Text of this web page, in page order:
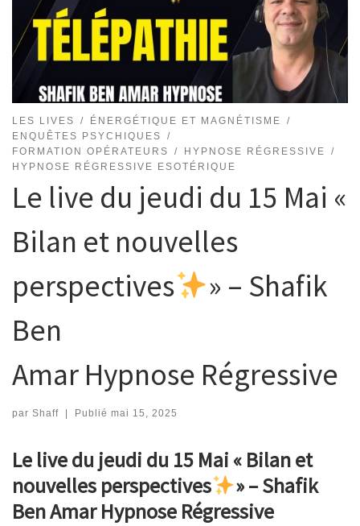
LES LIVES
ÉNERGÉTIQUE ET MAGNÉTISME
ENQUÊTES PSYCHIQUES
FORMATION OPÉRATEURS
HYPNOSE RÉGRESSIVE
HYPNOSE RÉGRESSIVE ESOTÉRIQUE
Le live du jeudi du 15 Mai «
Bilan et nouvelles
perspectives
» – Shafik
Ben
Amar Hypnose Régressive
par Shaff Publié mai 15, 2025
Le live du jeudi du 15 Mai « Bilan et
nouvelles perspectives
» – Shafik
Ben Amar Hypnose Régressive